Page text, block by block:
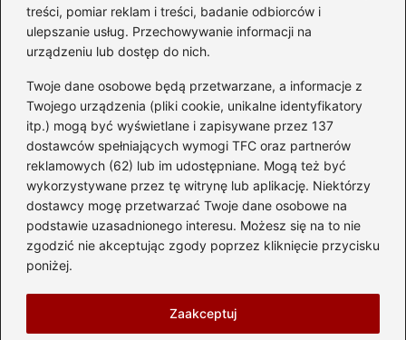
treści, pomiar reklam i treści, badanie odbiorców i
ulepszanie usług. Przechowywanie informacji na
urządzeniu lub dostęp do nich.
Twoje dane osobowe będą przetwarzane, a informacje z
Twojego urządzenia (pliki cookie, unikalne identyfikatory
itp.) mogą być wyświetlane i zapisywane przez 137
dostawców spełniających wymogi TFC oraz partnerów
reklamowych (62) lub im udostępniane. Mogą też być
wykorzystywane przez tę witrynę lub aplikację. Niektórzy
dostawcy mogę przetwarzać Twoje dane osobowe na
podstawie uzasadnionego interesu. Możesz się na to nie
zgodzić nie akceptując zgody poprzez kliknięcie przycisku
poniżej.
Zaakceptuj
Kategorie
Akumulator(74)
Benzyna i Diesel(87)
Motocykle(49)
Opony(81)
Prawo jazdy(77)
Samochody(238)
Silnik(83)